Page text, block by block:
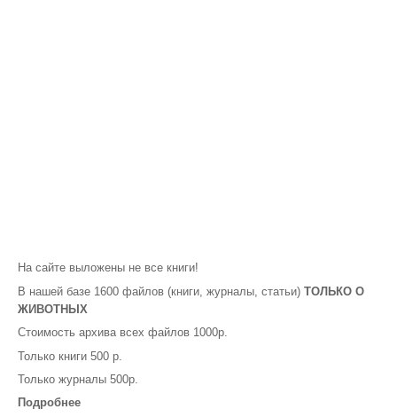
На сайте выложены не все книги!
В нашей базе 1600 файлов (книги, журналы, статьи) ТОЛЬКО О
ЖИВОТНЫХ
Стоимость архива всех файлов 1000р.
Только книги 500 р.
Только журналы 500р.
Подробнее